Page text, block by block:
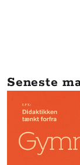
Seneste